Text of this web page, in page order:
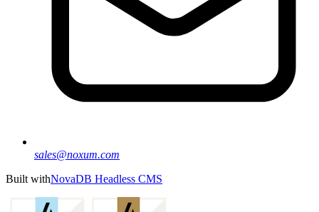
sales@noxum.com
Built withNovaDB Headless CMS